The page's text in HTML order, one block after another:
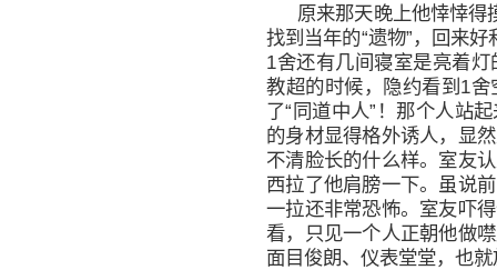
原来那天晚上他悻悻得
找到当年的“遗物”，回来
1舍还有几间寝室是亮着
教超的时候，隐约看到1
了“同道中人”！那个人站
的身材显得格外诱人，显
不清脸长的什么样。室友
西拉了他肩膀一下。虽说
一拉还非常恐怖。室友吓
看，只见一个人正朝他做
面目俊朗、仪表堂堂，也